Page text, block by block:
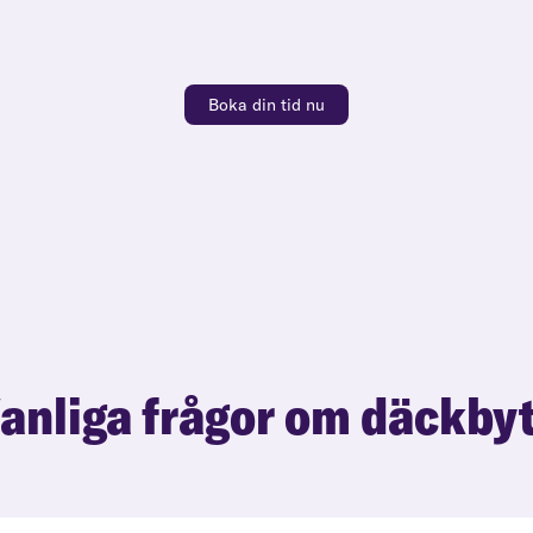
Boka din tid nu
frågor om